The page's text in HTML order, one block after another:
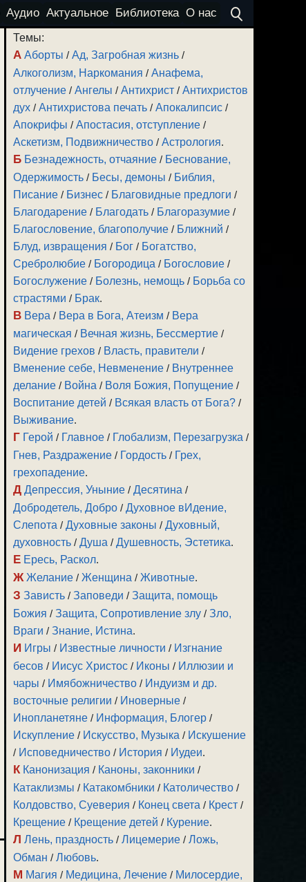
Аудио Актуальное Библиотека О нас
Темы:
А Аборты /Ад, Загробная жизнь /
Алкоголизм, Наркомания /Анафема,
отлучение /Ангелы /Антихрист /Антихристов
дух /Антихристова печать /Апокалипсис /
Апокрифы /Апостасия, отступление /
Аскетизм, Подвижничество /Астрология.
Б Безнадежность, отчаяние / Беснование,
Одержимость / Бесы, демоны / Библия,
Писание / Бизнес / Благовидные предлоги /
Благодарение / Благодать / Благоразумие /
Благословение, благополучие / Ближний /
Блуд, извращения / Бог / Богатство,
Сребролюбие / Богородица / Богословие /
Богослужение / Болезнь, немощь / Борьба со
страстями / Брак.
В Вера / Вера в Бога, Атеизм / Вера
магическая / Вечная жизнь, Бессмертие /
Видение грехов / Власть, правители /
Вменение себе, Невменение / Внутреннее
делание / Война / Воля Божия, Попущение /
Воспитание детей / Всякая власть от Бога? /
Выживание.
Г Герой / Главное / Глобализм, Перезагрузка /
Гнев, Раздражение / Гордость / Грех,
грехопадение.
Д Депрессия, Уныние /Десятина /
Добродетель, Добро /Духовное вИдение,
Слепота /Духовные законы /Духовный,
духовность /Душа /Душевность, Эстетика.
Е Ересь, Раскол.
Ж Желание /Женщина /Животные.
З Зависть /Заповеди /Защита, помощь
Божия /Защита, Сопротивление злу /Зло,
Враги /Знание, Истина.
И Игры / Известные личности / Изгнание
бесов / Иисус Христос / Иконы / Иллюзии и
чары / Имябожничество / Индуизм и др.
восточные религии / Иноверные /
Инопланетяне / Информация, Блогер /
Искупление / Искусство, Музыка / Искушение
/ Исповедничество / История / Иудеи.
К Канонизация / Каноны, законники /
Катаклизмы / Катакомбники / Католичество /
Колдовство, Суеверия / Конец света / Крест /
Крещение / Крещение детей / Курение.
Л Лень, праздность /Лицемерие /Ложь,
Обман /Любовь.
М Магия / Медицина, Лечение / Милосердие,